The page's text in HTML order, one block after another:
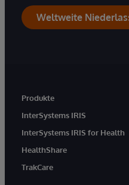
Weltweite
Produkte
InterSystems IRIS
InterSystems IRIS for Health
HealthShare
TrakCare